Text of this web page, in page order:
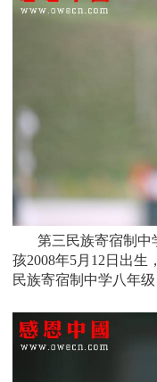
第三民族寄宿制中
孩2008年5月12日 出生，
民族寄宿制中学八年级